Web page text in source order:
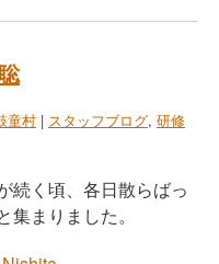
童村 | スタッフブログ, 研修
続く頃、各日散らばっ
まりました。